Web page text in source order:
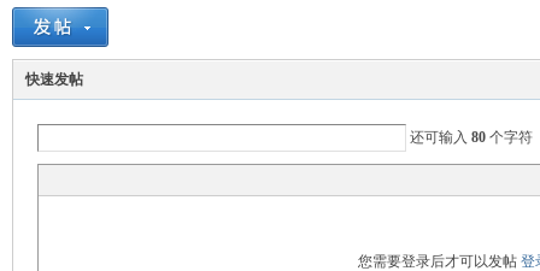
快速发帖
还可输入 80个字符
您需要登录后才可以发帖登